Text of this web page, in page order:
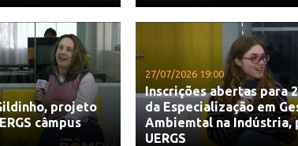
projeto
câmpus
27/07/2026 19:00
Inscrições abertas para
da Especialização em
Ambiemtal na Indústria,
UERGS